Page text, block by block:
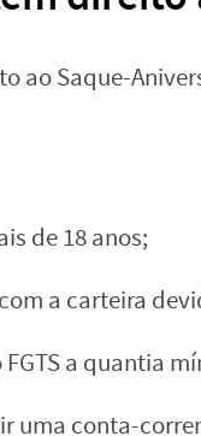
ao Saque-
de 18 anos;
a carteira
FGTS a quantia
uma conta-